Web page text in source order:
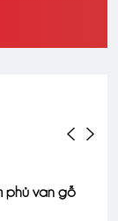
phủ van gỗ